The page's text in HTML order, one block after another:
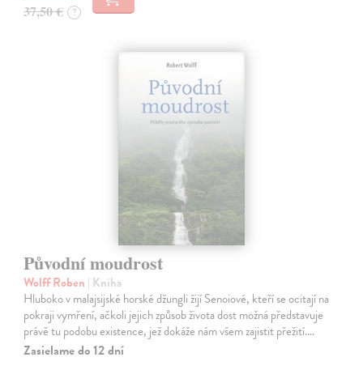
37,50 € ?
Původní moudrost
Wolff Roben | Kniha
Hluboko v malajsijské horské džungli žijí Senoiové, kteří se ocitají na
pokraji vymření, ačkoli jejich způsob života dost možná představuje
právě tu podobu existence, jež dokáže nám všem zajistit přežití.…
Zasielame do 12 dní